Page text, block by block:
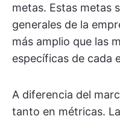
metas. Estas metas
generales de la
más amplio que las
específicas de cada
A diferencia del
tanto en métricas.